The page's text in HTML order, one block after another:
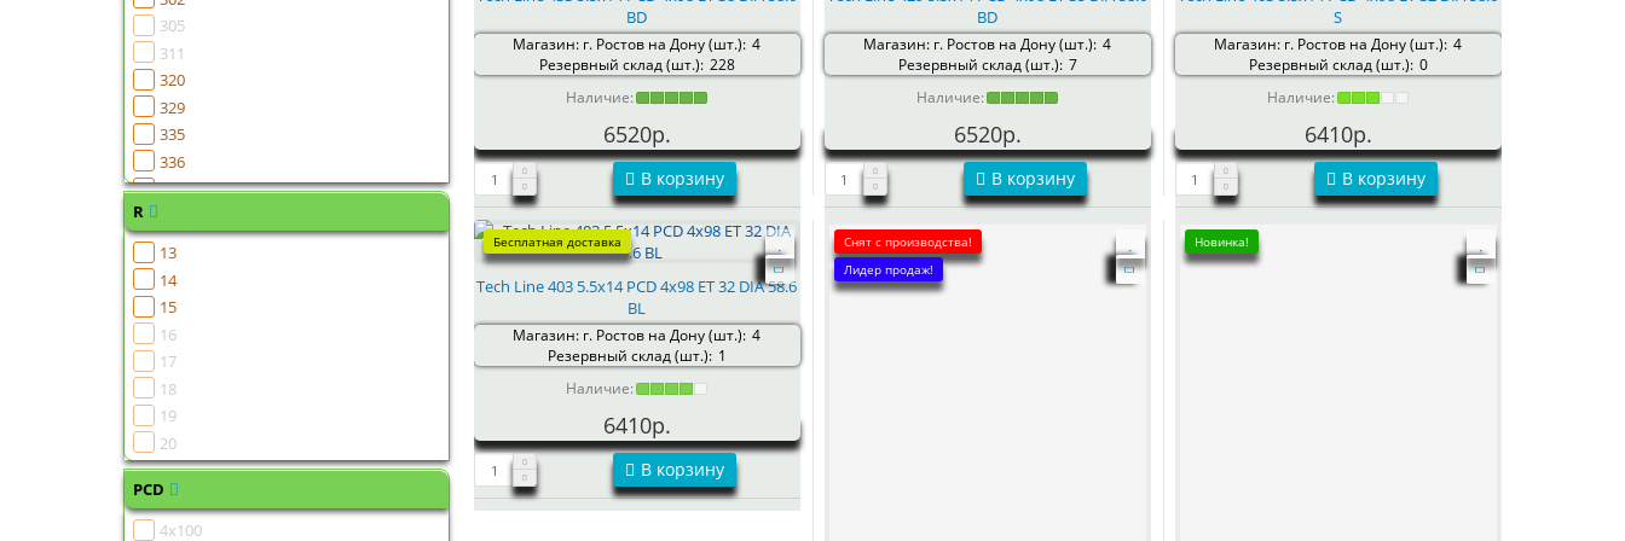
305
311
320
329
335
336
401
405
408
411
415
418
420
422
R
13
14
15
16
17
18
19
20
PCD
4x100
BD
Магазин: г. Ростов на Дону (шт.): 4
Резервный склад (шт.): 228
Наличие:
6520р.
В корзину
BD
Магазин: г. Ростов на Дону (шт.): 4
Резервный склад (шт.): 7
Наличие:
6520р.
В корзину
S
Магазин: г. Ростов на Дону (шт.): 4
Резервный склад (шт.): 0
Наличие:
6410р.
В корзину
Бесплатная доставка
Tech Line 403 5.5x14 PCD 4x98 ET 32 DIA 58.6
BL
Магазин: г. Ростов на Дону (шт.): 4
Резервный склад (шт.): 1
Наличие:
6410р.
В корзину
Снят с производства!
Лидер продаж!
Новинка!